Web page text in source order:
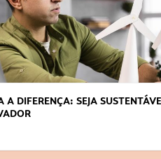
A GERENCIAR O SEU TEMPO